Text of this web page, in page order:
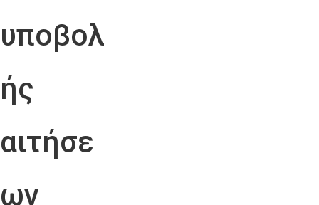
υποβολ
ής
αιτήσε
ων